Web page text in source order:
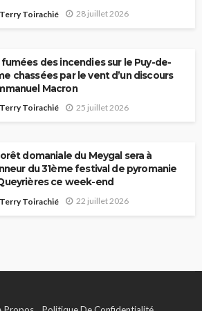
Terry Toirachié 28 juillet 2026
fumées des incendies sur le Puy-de-
chassées par le vent d’un discours
Macron
Terry Toirachié 25 juillet 2026
domaniale du Meygal sera à
du 31ème festival de pyromanie
ce week-end
Terry Toirachié 22 juillet 2026